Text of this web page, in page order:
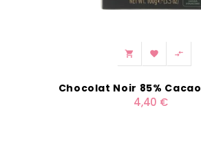
  
Chocolat Noir 85%
4,40 €